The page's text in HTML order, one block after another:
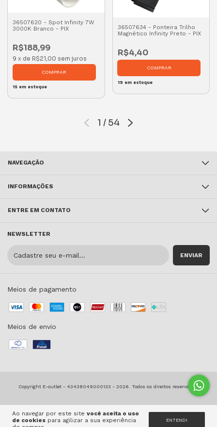
Ao navegar por este site você aceita o uso
de cookies para agilizar a sua experiência
ENTENDI
36507620 - Spot Infinity 7W
3000K Branco - PIX
R$188,99
9 x de R$21,00 sem juros
15 em estoque
36507634 - Ponteira Trilho
Magnético Infinity Preto - PIX
R$4,40
19 em estoque
1 / 54
NAVEGAÇÃO
INFORMAÇÕES
ENTRE EM CONTATO
NEWSLETTER
Meios de pagamento
Meios de envio
Copyright E-outlet - 43438049000133 - 2026. Todos os direitos reservados.